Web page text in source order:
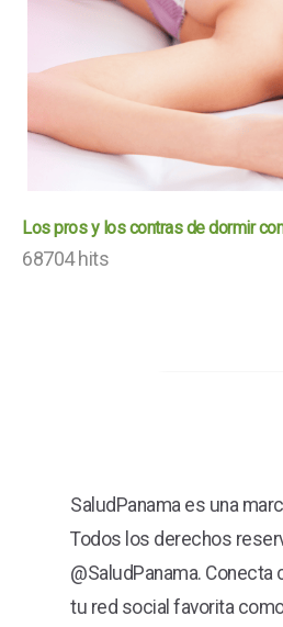
Los pros y los contras de dormir
68704 hits
SaludPanama es una
Todos los derechos
@SaludPanama. Conecta
tu red social favorita